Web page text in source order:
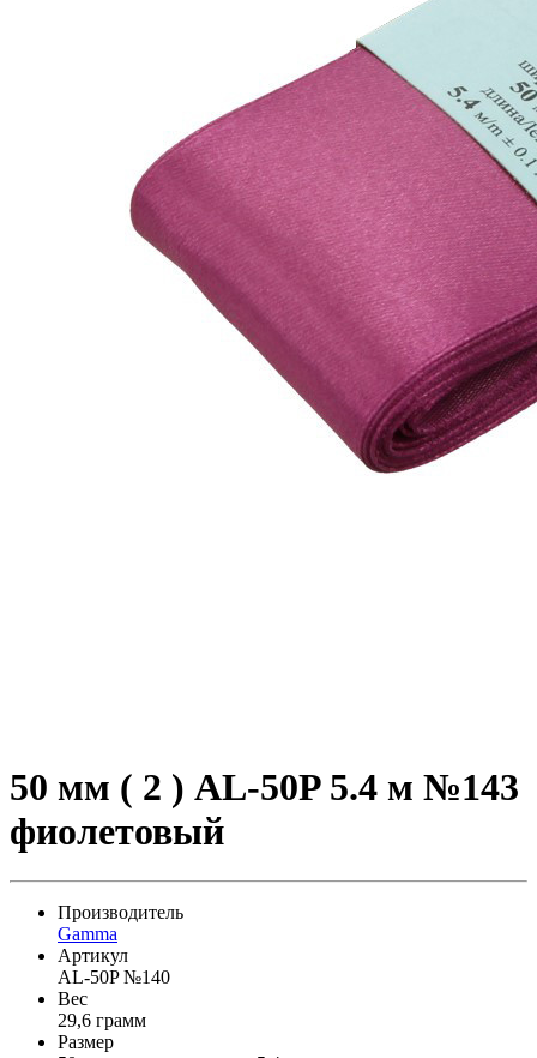
50 мм ( 2 ) AL-50P 5.4 м №143
фиолетовый
Производитель
Gamma
Артикул
AL-50P №140
Вес
29,6 грамм
Размер